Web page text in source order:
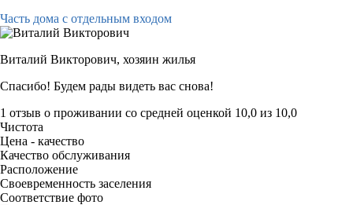
Часть дома с отдельным входом
Виталий Викторович, хозяин жилья
Спасибо! Будем рады видеть вас снова!
1 отзыв о проживании со средней оценкой 10,0 из 10,0
Чистота
Цена - качество
Качество обслуживания
Расположение
Своевременность заселения
Соответствие фото